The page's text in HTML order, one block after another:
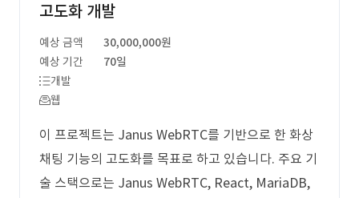
고도화 개발
예상 금액
30,000,000원
예상 기간
70일
개발
웹
이 프로젝트는 Janus WebRTC를 기반으로 한 화상
채팅 기능의 고도화를 목표로 하고 있습니다. 주요 기
술 스택으로는 Janus WebRTC, React, MariaDB,